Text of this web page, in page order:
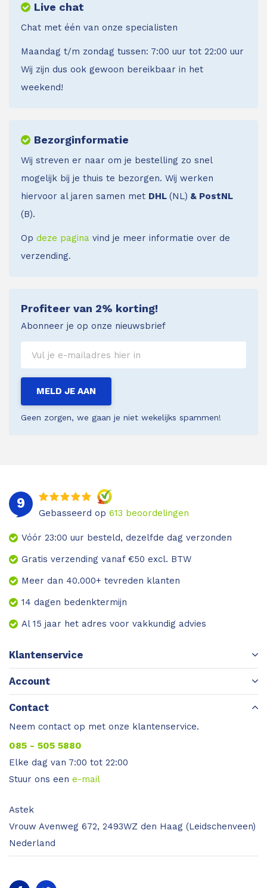
Live chat
Chat met één van onze specialisten
Maandag t/m zondag tussen: 7:00 uur tot 22:00 uur
Wij zijn dus ook gewoon bereikbaar in het
weekend!
Bezorginformatie
Wij streven er naar om je bestelling zo snel
mogelijk bij je thuis te bezorgen. Wij werken
hiervoor al jaren samen met DHL (NL) & PostNL
(B).
Op deze pagina vind je meer informatie over de
verzending.
Profiteer van 2% korting!
Abonneer je op onze nieuwsbrief
Geen zorgen, we gaan je niet wekelijks spammen!
MELD JE AAN
9
Gebasseerd op 613 beoordelingen
Vóór 23:00 uur besteld, dezelfde dag verzonden
Gratis verzending vanaf €50 excl. BTW
Meer dan 40.000+ tevreden klanten
14 dagen bedenktermijn
Al 15 jaar het adres voor vakkundig advies
Klantenservice
Account
Contact
Neem contact op met onze klantenservice.
085 - 505 5880
Elke dag van 7:00 tot 22:00
Stuur ons een e-mail
Astek
Vrouw Avenweg 672, 2493WZ den Haag (Leidschenveen)
Nederland